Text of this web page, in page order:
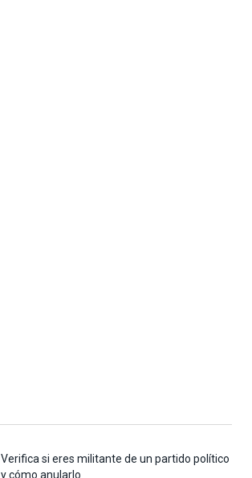
Verifica si eres militante de un partido político
y cómo anularlo